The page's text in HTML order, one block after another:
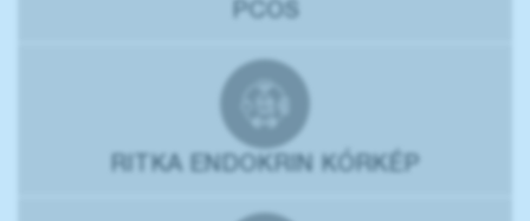
PCOS
RITKA ENDOKRIN KÓRKÉP